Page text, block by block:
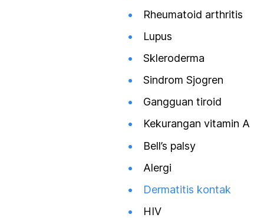
Rheumatoid arthritis
Lupus
Skleroderma
Sindrom Sjogren
Gangguan tiroid
Kekurangan vitamin A
Bell’s palsy
Alergi
Dermatitis kontak
HIV